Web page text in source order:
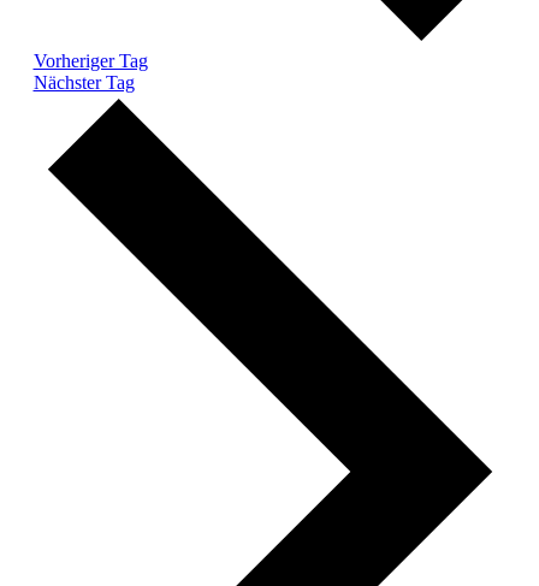
Vorheriger Tag
Nächster Tag